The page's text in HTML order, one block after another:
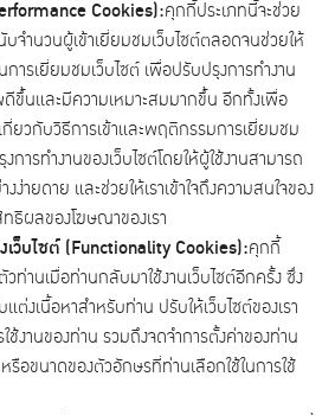
Cookies):คุกกี้ประเภทนี้จะช่วย
บจำนวนผู้เข้าเยี่ยมชมเว็บไซต์ตลอดจนช่วยให้
ารเยี่ยมชมเว็บไซต์ เพื่อปรับปรุงการทำงาน
ขึ้นและมีความเหมาะสมมากขึ้น อีกทั้งเพื่อ
ยวกับวิธีการเข้าและพฤติกรรมการเยี่ยมชม
การทำงานของเว็บไซต์โดยให้ผู้ใช้งานสามารถ
ง่ายดาย และช่วยให้เราเข้าใจถึงความสนใจของ
ธิผลของโฆษณาของเรา
ว็บไซต์ (Functionality Cookies):คุกกี้
วท่านเมื่อท่านกลับมาใช้งานเว็บไซต์อีกครั้ง ซึ่ง
แต่งเนื้อหาสำหรับท่าน ปรับให้เว็บไซต์ของเรา
ช้งานของท่าน รวมถึงจดจำการตั้งค่าของท่าน
อขนาดของตัวอักษรที่ท่านเลือกใช้ในการใช้